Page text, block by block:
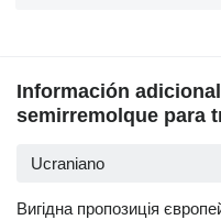
Información
semirremolque para
Ucraniano
Вигідна пропозиція